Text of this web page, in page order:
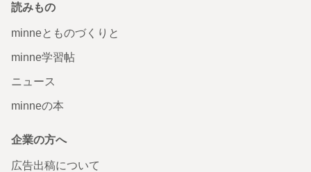
読みもの
minneとものづくりと
minne学習帖
ニュース
minneの本
企業の方へ
広告出稿について